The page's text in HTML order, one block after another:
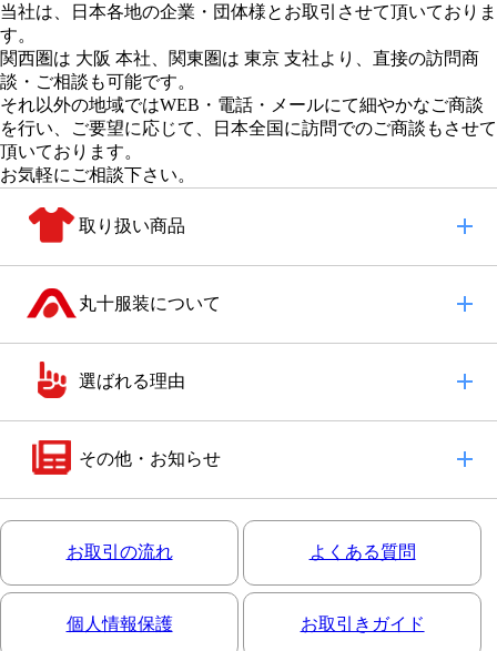
当社は、日本各地の企業・団体様とお取引させて頂いておりま
す。
関西圏は 大阪 本社
関東圏は 東京 支社より、直接の訪問商
談・ご相談も可能です。
それ以外の地域ではWEB・電話・メールにて細やかなご商談
を行い、
ご要望に応じて、日本全国に訪問でのご商談もさせて
頂いております。
お気軽にご相談下さい。
取り扱い商品
丸十服装について
選ばれる理由
その他・お知らせ
お取引の流れ よくある質問
個人情報保護 お取引きガイド